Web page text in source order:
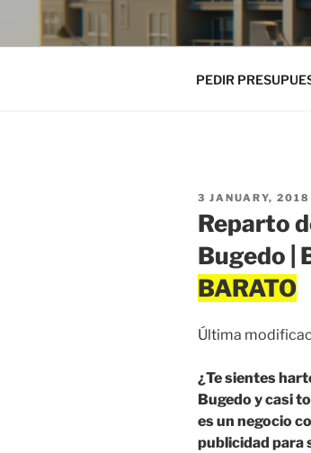
PEDIR
POSTED
ON
3 JANUARY, 2018
Reparto
Bugedo |
Última
¿Te sientes
Bugedo y casi
es un negocio
publicidad para